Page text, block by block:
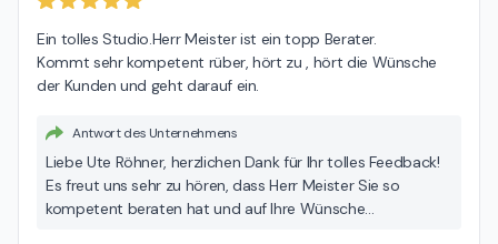
Ein tolles Studio.Herr Meister ist ein topp Berater.
Kommt sehr kompetent rüber, hört zu , hört die Wünsche
der Kunden und geht darauf ein.
Antwort des Unternehmens
Liebe Ute Röhner, herzlichen Dank für Ihr tolles Feedback!
Es freut uns sehr zu hören, dass Herr Meister Sie so
kompetent beraten hat und auf Ihre Wünsche